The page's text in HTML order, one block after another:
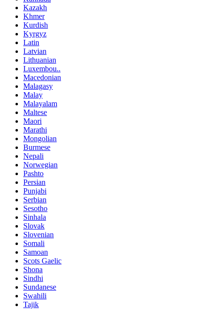
Kazakh
Khmer
Kurdish
Kyrgyz
Latin
Latvian
Lithuanian
Luxembou..
Macedonian
Malagasy
Malay
Malayalam
Maltese
Maori
Marathi
Mongolian
Burmese
Nepali
Norwegian
Pashto
Persian
Punjabi
Serbian
Sesotho
Sinhala
Slovak
Slovenian
Somali
Samoan
Scots Gaelic
Shona
Sindhi
Sundanese
Swahili
Tajik